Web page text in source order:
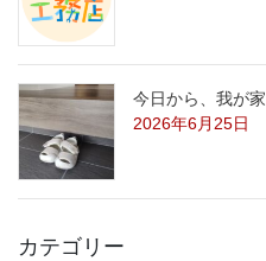
今日から、我が家
2026年6月25日
カテゴリー